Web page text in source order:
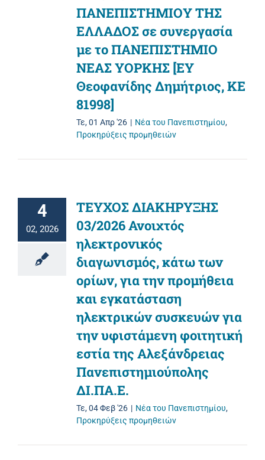
ΠΑΝΕΠΙΣΤΗΜΙΟΥ ΤΗΣ
ΕΛΛΑΔΟΣ σε συνεργασία
με το ΠΑΝΕΠΙΣΤΗΜΙΟ
ΝΕΑΣ ΥΟΡΚΗΣ [ΕΥ
Θεοφανίδης Δημήτριος, ΚΕ
81998]
Τε, 01 Απρ '26 | Νέα του Πανεπιστημίου,
Προκηρύξεις προμηθειών
4
02, 2026
ΤΕΥΧΟΣ ΔΙΑΚΗΡΥΞΗΣ
03/2026 Ανοιχτός
ηλεκτρονικός
διαγωνισμός, κάτω των
ορίων, για την προμήθεια
και εγκατάσταση
ηλεκτρικών συσκευών για
την υφιστάμενη φοιτητική
εστία της Αλεξάνδρειας
Πανεπιστημιούπολης
ΔΙ.ΠΑ.Ε.
Τε, 04 Φεβ '26 | Νέα του Πανεπιστημίου,
Προκηρύξεις προμηθειών